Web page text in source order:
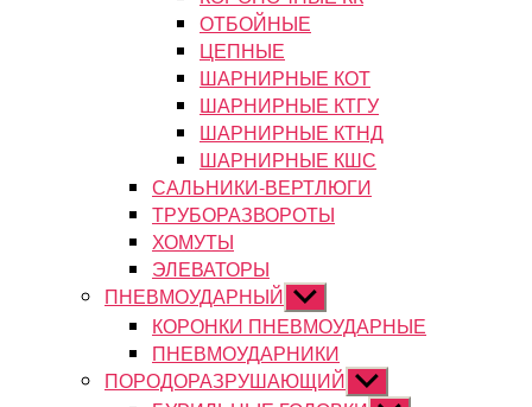
ОТБОЙНЫЕ
ЦЕПНЫЕ
ШАРНИРНЫЕ КОТ
ШАРНИРНЫЕ КТГУ
ШАРНИРНЫЕ КТНД
ШАРНИРНЫЕ КШС
САЛЬНИКИ-ВЕРТЛЮГИ
ТРУБОРАЗВОРОТЫ
ХОМУТЫ
ЭЛЕВАТОРЫ
ПНЕВМОУДАРНЫЙ Показывать
подменю
КОРОНКИ ПНЕВМОУДАРНЫЕ
ПНЕВМОУДАРНИКИ
ПОРОДОРАЗРУШАЮЩИЙ Показывать